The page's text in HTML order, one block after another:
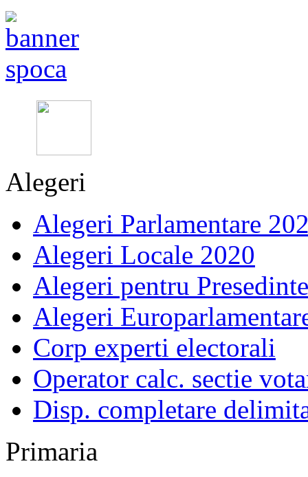
Alegeri
Alegeri Parlamentare
Alegeri Locale 2020
Alegeri pentru
Alegeri
Corp experti electorali
Operator calc. sectie
Disp. completare
Primaria